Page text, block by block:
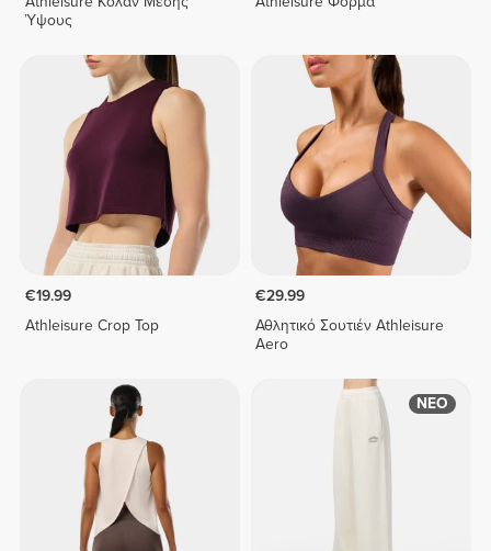
Ύψους
€19.99
Athleisure Crop Top
€29.99
Αθλητικό Σουτιέν Athleisure
Aero
ΝΕΟ